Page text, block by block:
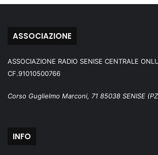
ASSOCIAZIONE
ASSOCIAZIONE RADIO SENISE CENTRALE
CF.91010500766
Corso Guglielmo Marconi, 71 85038 SENISE
INFO